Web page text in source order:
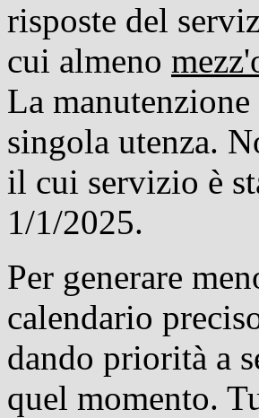
risposte del
cui almeno
La
singola utenza.
il cui servizio è
1/1/2025.
Per generare
calendario
dando priorità a
quel momento.